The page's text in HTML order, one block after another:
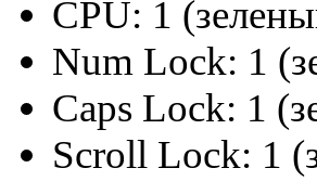
CPU: 1
Num Lock: 1
Caps Lock: 1
Scroll Lock: 1